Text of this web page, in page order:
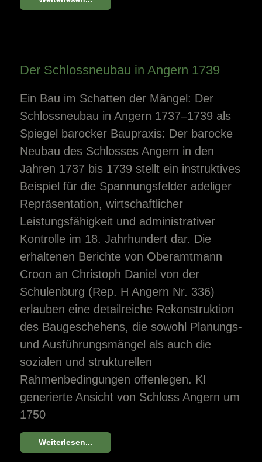
Der Schlossneubau in Angern 1739
Ein Bau im Schatten der Mängel: Der
Schlossneubau in Angern 1737–1739 als
Spiegel barocker Baupraxis: Der barocke
Neubau des Schlosses Angern in den
Jahren 1737 bis 1739 stellt ein instruktives
Beispiel für die Spannungsfelder adeliger
Repräsentation, wirtschaftlicher
Leistungsfähigkeit und administrativer
Kontrolle im 18. Jahrhundert dar. Die
erhaltenen Berichte von Oberamtmann
Croon an Christoph Daniel von der
Schulenburg (Rep. H Angern Nr. 336)
erlauben eine detailreiche Rekonstruktion
des Baugeschehens, die sowohl Planungs-
und Ausführungsmängel als auch die
sozialen und strukturellen
Rahmenbedingungen offenlegen. KI
generierte Ansicht von Schloss Angern um
1750
Weiterlesen...